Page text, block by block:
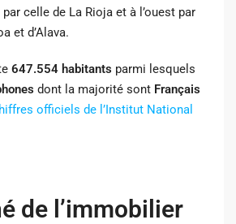
celle de La Rioja et à l’ouest par
et d’Alava.
647.554 habitants parmi lesquels
dont la majorité sont Français
officiels de l’Institut National
de l’immobilier